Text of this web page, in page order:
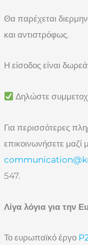
Θα παρέχεται
και αντιστρόφως.
Η είσοδος είναι
Δηλώστε
Για περισσότερες
επικοινωνήσετε
547.
Λίγα λόγια για την
Το ευρωπαϊκό έργο